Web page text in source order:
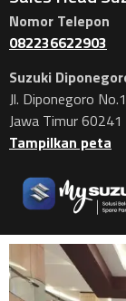
Nomor Telepon
082236622903
Suzuki
Jl. Diponegoro
Jawa Timur 60241
Tampilkan peta